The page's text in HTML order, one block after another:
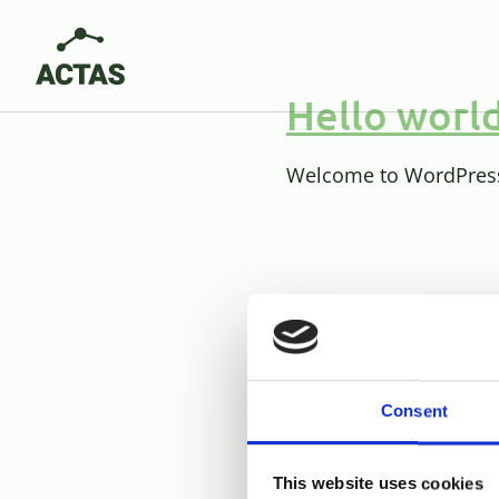
Consent
This website uses cookies
logotyp
Hello
Welcome to